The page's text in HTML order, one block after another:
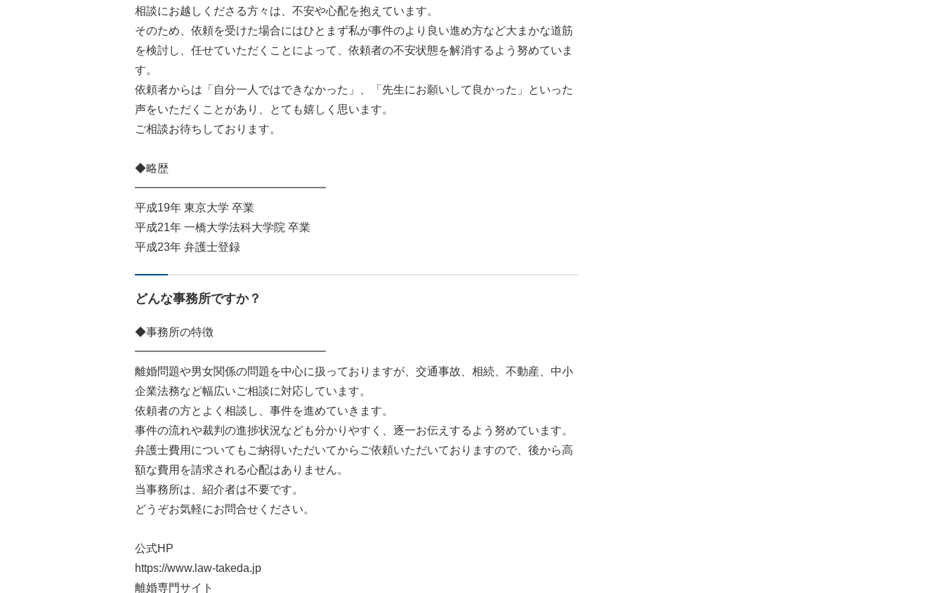
相談にお越しくださる方々は、不安や心配を抱えています。
そのため、依頼を受けた場合にはひとまず私が事件のより良い進め方など大まかな道筋
を検討し、任せていただくことによって、依頼者の不安状態を解消するよう努めていま
す。
依頼者からは「自分一人ではできなかった」、「先生にお願いして良かった」といった
声をいただくことがあり、とても嬉しく思います。
ご相談お待ちしております。
◆略歴
━━━━━━━━━━━━━━━━━
平成19年 東京大学 卒業
平成21年 一橋大学法科大学院 卒業
平成23年 弁護士登録
どんな事務所ですか？
◆事務所の特徴
━━━━━━━━━━━━━━━━━
離婚問題や男女関係の問題を中心に扱っておりますが、交通事故、相続、不動産、中小
企業法務など幅広いご相談に対応しています。
依頼者の方とよく相談し、事件を進めていきます。
事件の流れや裁判の進捗状況なども分かりやすく、逐一お伝えするよう努めています。
弁護士費用についてもご納得いただいてからご依頼いただいておりますので、後から高
額な費用を請求される心配はありません。
当事務所は、紹介者は不要です。
どうぞお気軽にお問合せください。
公式HP
https://www.law-takeda.jp
離婚専門サイト